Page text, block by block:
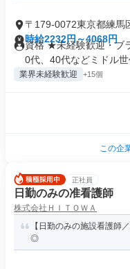
〒179-0072東京都練馬
時給2232円～4068円
資格 ★未経験歓迎・ブ
0代、40代などミドル世
業界未経験歓迎 +15個
この企
正社員
日勤のみの准看護師
株式会社ＨＩＴＯＷＡ
【日勤のみの施設看護師
◎